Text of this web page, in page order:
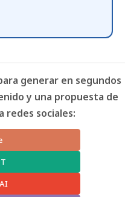
generar en segundos
y una propuesta de
redes sociales: